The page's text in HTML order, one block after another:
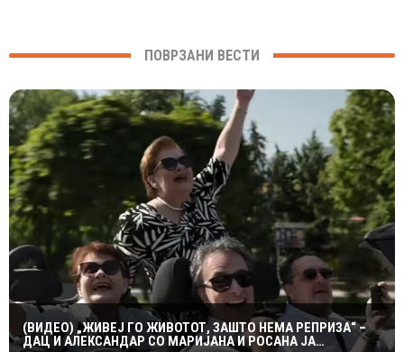
ПОВРЗАНИ ВЕСТИ
(ВИДЕО) „ЖИВЕЈ ГО ЖИВОТОТ, ЗАШТО НЕМА РЕПРИЗА“ –
ДАЦ И АЛЕКСАНДАР СО МАРИЈАНА И РОСАНА ЈА